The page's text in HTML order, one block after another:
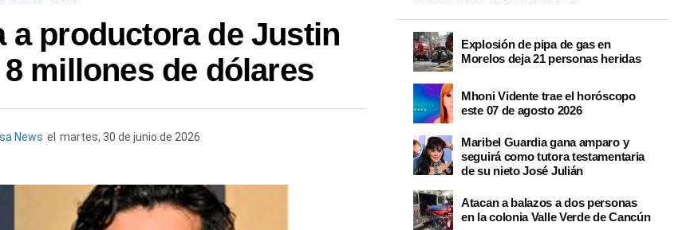
a productora de Justin
millones de dólares
News el martes, 30 de junio de 2026
Explosión de pipa de gas en
Morelos deja 21 personas heridas
Mhoni Vidente trae el horóscopo
este 07 de agosto 2026
Maribel Guardia gana amparo y
seguirá como tutora testamentaria
de su nieto José Julián
Atacan a balazos a dos personas
en la colonia Valle Verde de Cancún